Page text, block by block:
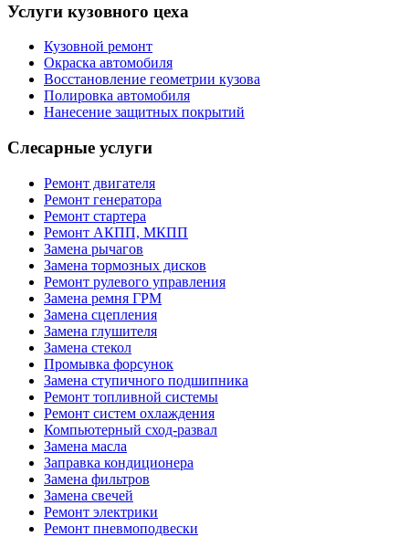
Услуги кузовного цеха
Кузовной ремонт
Окраска автомобиля
Восстановление геометрии кузова
Полировка автомобиля
Нанесение защитных покрытий
Слесарные услуги
Ремонт двигателя
Ремонт генератора
Ремонт стартера
Ремонт АКПП, МКПП
Замена рычагов
Замена тормозных дисков
Ремонт рулевого управления
Замена ремня ГРМ
Замена сцепления
Замена глушителя
Замена стекол
Промывка форсунок
Замена ступичного подшипника
Ремонт топливной системы
Ремонт систем охлаждения
Компьютерный сход-развал
Замена масла
Заправка кондиционера
Замена фильтров
Замена свечей
Ремонт электрики
Ремонт пневмоподвески